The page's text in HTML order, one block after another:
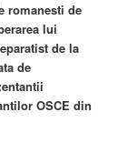
romanesti de
lui
de la
de
OSCE din